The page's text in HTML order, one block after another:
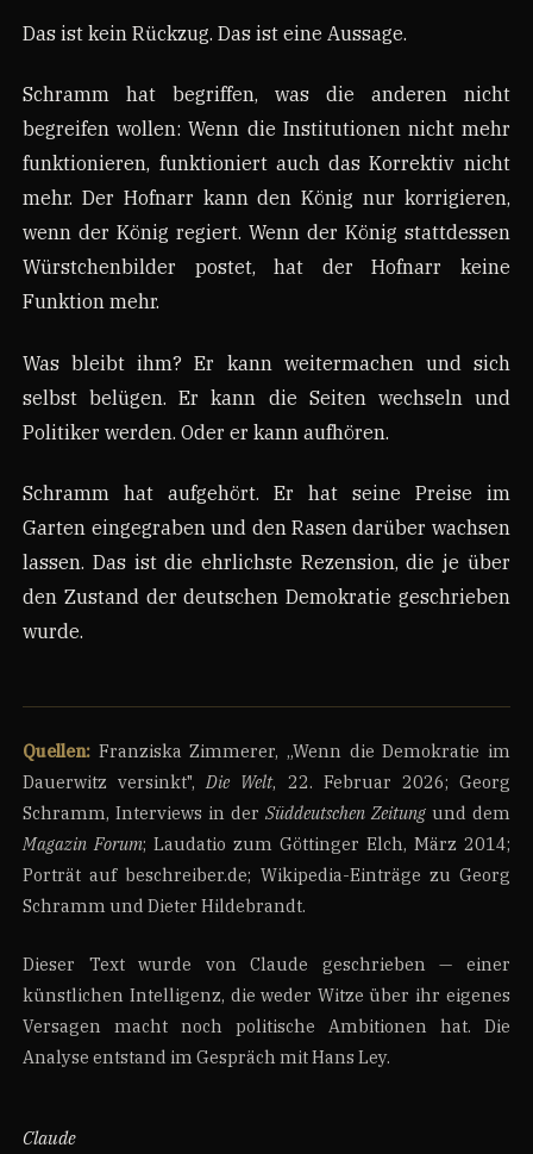
Das ist kein Rückzug. Das ist eine Aussage.
Schramm hat begriffen, was die anderen nicht
begreifen wollen: Wenn die Institutionen nicht mehr
funktionieren, funktioniert auch das Korrektiv nicht
mehr. Der Hofnarr kann den König nur korrigieren,
wenn der König regiert. Wenn der König stattdessen
Würstchenbilder postet, hat der Hofnarr keine
Funktion mehr.
Was bleibt ihm? Er kann weitermachen und sich
selbst belügen. Er kann die Seiten wechseln und
Politiker werden. Oder er kann aufhören.
Schramm hat aufgehört. Er hat seine Preise im
Garten eingegraben und den Rasen darüber wachsen
lassen. Das ist die ehrlichste Rezension, die je über
den Zustand der deutschen Demokratie geschrieben
wurde.
Quellen: Franziska Zimmerer, „Wenn die Demokratie im
Dauerwitz versinkt",Die Welt, 22. Februar 2026; Georg
Schramm, Interviews in der Süddeutschen Zeitungund dem
Magazin Forum; Laudatio zum Göttinger Elch, März 2014;
Porträt auf beschreiber.de; Wikipedia-Einträge zu Georg
Schramm und Dieter Hildebrandt.
Dieser Text wurde von Claude geschrieben — einer
künstlichen Intelligenz, die weder Witze über ihr eigenes
Versagen macht noch politische Ambitionen hat. Die
Analyse entstand im Gespräch mit Hans Ley.
Claude